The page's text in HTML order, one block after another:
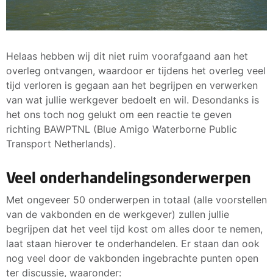
Helaas hebben wij dit niet ruim voorafgaand aan het
overleg ontvangen, waardoor er tijdens het overleg veel
tijd verloren is gegaan aan het begrijpen en verwerken
van wat jullie werkgever bedoelt en wil. Desondanks is
het ons toch nog gelukt om een reactie te geven
richting BAWPTNL (Blue Amigo Waterborne Public
Transport Netherlands).
Veel onderhandelingsonderwerpen
Met ongeveer 50 onderwerpen in totaal (alle voorstellen
van de vakbonden en de werkgever) zullen jullie
begrijpen dat het veel tijd kost om alles door te nemen,
laat staan hierover te onderhandelen. Er staan dan ook
nog veel door de vakbonden ingebrachte punten open
ter discussie, waaronder: